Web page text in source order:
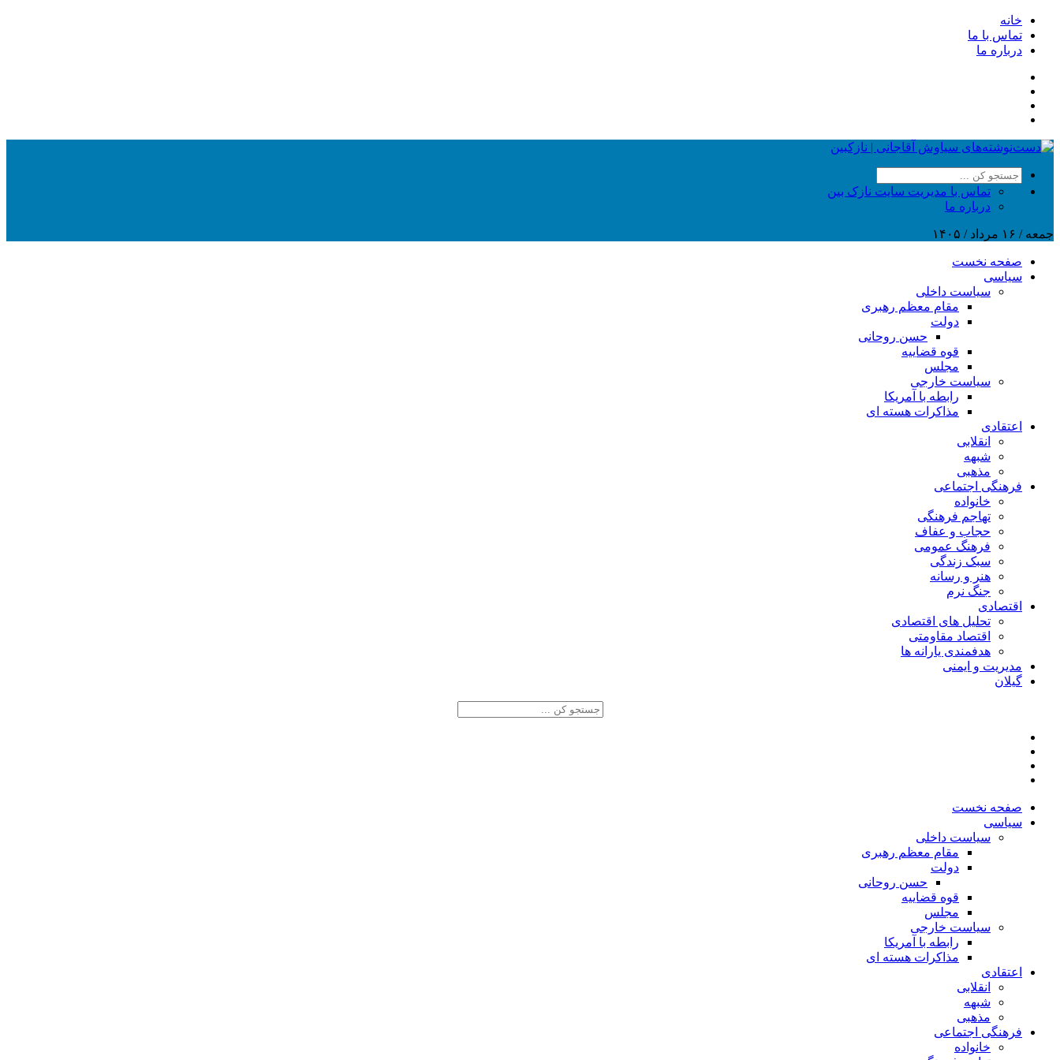
خانه
تماس با ما
درباره ما
تماس با مدیریت سایت نازک بین
درباره ما
جمعه / ۱۶ مرداد / ۱۴۰۵
صفحه نخست
سیاسی
سیاست داخلی
مقام معظم رهبری
دولت
حسن روحانی
قوه قضاییه
مجلس
سیاست خارجی
رابطه با آمریکا
مذاکرات هسته ای
اعتقادی
انقلابی
شبهه
مذهبی
فرهنگی اجتماعی
خانواده
تهاجم فرهنگی
حجاب و عفاف
فرهنگ عمومی
سبک زندگی
هنر و رسانه
جنگ نرم
اقتصادی
تحلیل های اقتصادی
اقتصاد مقاومتی
هدفمندی یارانه ها
مدیریت و ایمنی
گیلان
صفحه نخست
سیاسی
سیاست داخلی
مقام معظم رهبری
دولت
حسن روحانی
قوه قضاییه
مجلس
سیاست خارجی
رابطه با آمریکا
مذاکرات هسته ای
اعتقادی
انقلابی
شبهه
مذهبی
فرهنگی اجتماعی
خانواده